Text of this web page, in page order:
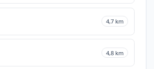
4,7 km
4,8 km